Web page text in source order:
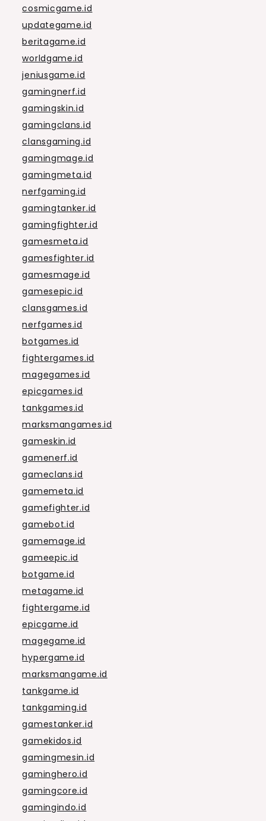
cosmicgame.id
updategame.id
beritagame.id
worldgame.id
jeniusgame.id
gamingnerf.id
gamingskin.id
gamingclans.id
clansgaming.id
gamingmage.id
gamingmeta.id
nerfgaming.id
gamingtanker.id
gamingfighter.id
gamesmeta.id
gamesfighter.id
gamesmage.id
gamesepic.id
clansgames.id
nerfgames.id
botgames.id
fightergames.id
magegames.id
epicgames.id
tankgames.id
marksmangames.id
gameskin.id
gamenerf.id
gameclans.id
gamemeta.id
gamefighter.id
gamebot.id
gamemage.id
gameepic.id
botgame.id
metagame.id
fightergame.id
epicgame.id
magegame.id
hypergame.id
marksmangame.id
tankgame.id
tankgaming.id
gamestanker.id
gamekidos.id
gamingmesin.id
gaminghero.id
gamingcore.id
gamingindo.id